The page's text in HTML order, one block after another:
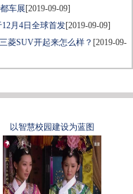
车展[2019-09-09]
月4日全球首发[2019-09-09]
菱SUV开起来怎么样？ [2019-09-
以智慧校园建设为蓝图